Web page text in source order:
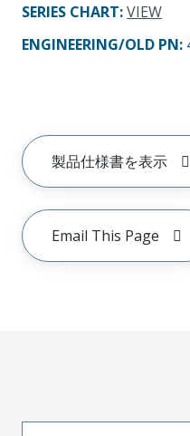
SERIES CHART:VIEW
ENGINEERING/OLD PN:
製品仕様書を表示
Email This Page